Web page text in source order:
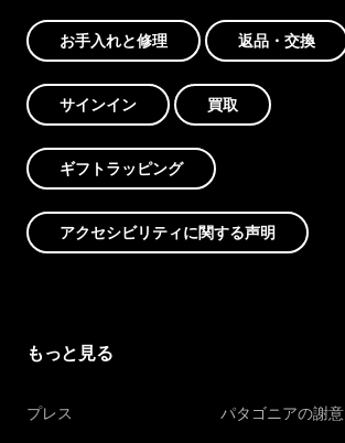
お手入れと修理 返品・交換
サインイン 買取
ギフトラッピング
アクセシビリティに関する声明
もっと見る
プレス パタゴニアの謝意